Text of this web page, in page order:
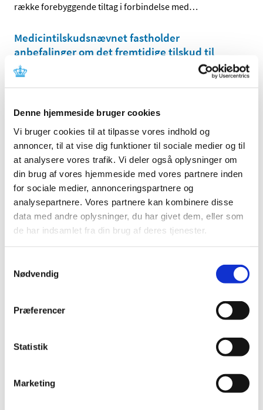
Denne hjemmeside bruger cookies
Vi bruger cookies til at tilpasse vores indhold og
annoncer, til at vise dig funktioner til sociale medier og til
at analysere vores trafik. Vi deler også oplysninger om
din brug af vores hjemmeside med vores partnere inden
for sociale medier, annonceringspartnere og
analysepartnere. Vores partnere kan kombinere disse
data med andre oplysninger, du har givet dem, eller som
de har indsamlet fra din brug af deres tjenester.
Nødvendig
Præferencer
Statistik
Marketing
række forebyggende tiltag i forbindelse med…
Medicintilskudsnævnet fastholder
anbefalinger om det fremtidige tilskud til
diabetesmedicin (ekskl. insuliner)
Medicintilskudsnævnets endelige anbefalinger om den
Indenrigs- og sundhedsministeren har
aktiveret det statslige lægemiddelberedskab
delvist til den 30. april 2024
|1. januar 2024|
Lægemiddelstyrelsen har indstillet, at Indenrigs- og
sundhedsministeren forlænger den delvise aktivering …
TID
2025 (36)
september (4)